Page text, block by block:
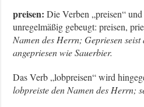
preisen: Die Verben „preisen“
unregelmäßig gebeugt: preisen,
Namen des Herrn; Gepriesen
angepriesen wie Sauerbier.
Das Verb „lobpreisen“ wird
lobpreiste den Namen des Herrn;